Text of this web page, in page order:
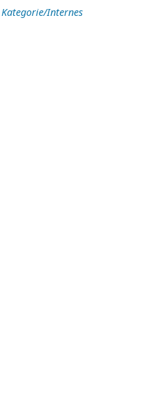
Kategorie/Internes